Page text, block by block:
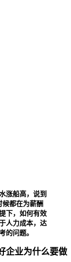
涨船高，说到
候都在为薪酬
下，如何有效
人力成本，达
的问题。
企业为什么要做